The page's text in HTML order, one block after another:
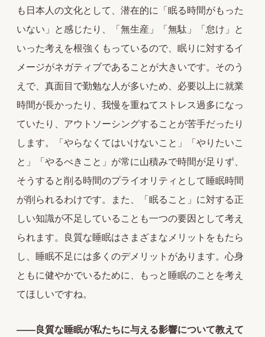
も日本人の文化として、潜在的に「眠る時間がもった
いない」と感じたり、「無生産」「無駄」「怠け」と
いった考えを根強くもっているので、眠りに対するイ
メージがネガティブであることが大きいです。そのう
えで、真面目で勤勉な人が多いため、必要以上に就業
時間が長かったり、我慢を重ねてストレス過多になっ
ていたり、アウトソーシングすることが苦手だったり
します。「やらなくてはいけないこと」「やりたいこ
と」「やるべきこと」が常に山積みで時間が足りず、
そうすると削る時間のプライオリティとして睡眠時間
が削られるわけです。また、「眠ること」に対する正
しい知識が不足していることも一つの要因として考え
られます。良質な睡眠はさまざまなメリットをもたら
し、睡眠不足には多くのデメリットがあります。心身
ともに健やかでいるために、もっと睡眠のことを考え
てほしいですね。
――良質な睡眠が私たちに与える影響について教えて